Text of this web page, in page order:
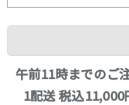
午前11時までのご
1配送 税込